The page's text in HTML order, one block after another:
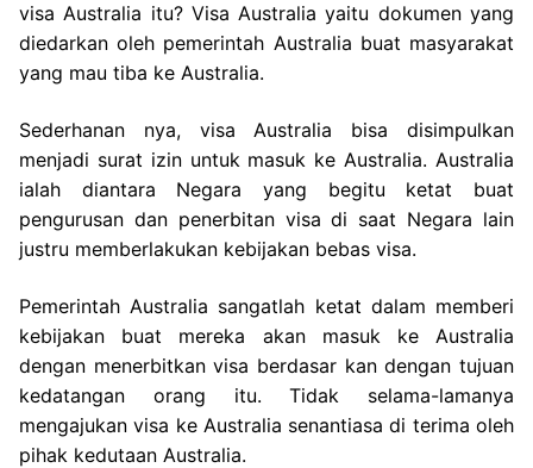
visa Australia itu? Visa Australia yaitu dokumen yang
diedarkan oleh pemerintah Australia buat masyarakat
yang mau tiba ke Australia.
Sederhanan nya, visa Australia bisa disimpulkan
menjadi surat izin untuk masuk ke Australia. Australia
ialah diantara Negara yang begitu ketat buat
pengurusan dan penerbitan visa di saat Negara lain
justru memberlakukan kebijakan bebas visa.
Pemerintah Australia sangatlah ketat dalam memberi
kebijakan buat mereka akan masuk ke Australia
dengan menerbitkan visa berdasar kan dengan tujuan
kedatangan orang itu. Tidak selama-lamanya
mengajukan visa ke Australia senantiasa di terima oleh
pihak kedutaan Australia.